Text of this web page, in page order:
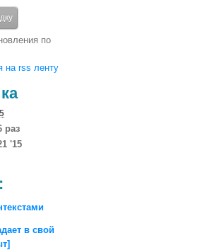
по
на rss ленту
раз
'15
в свой